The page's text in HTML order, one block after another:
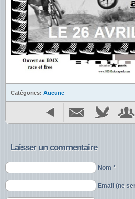
Catégories: Aucune
Laisser un commentaire
Nom *
Email (ne